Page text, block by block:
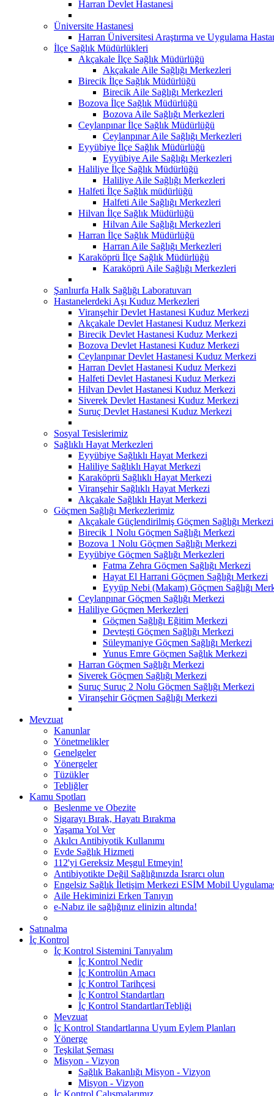
Harran Devlet Hastanesi
Üniversite Hastanesi
Harran Üniversitesi Araştırma ve Uygulama
İlçe Sağlık Müdürlükleri
Akçakale İlçe Sağlık Müdürlüğü
Akçakale Aile Sağlığı Merkezleri
Birecik İlçe Sağlık Müdürlüğü
Birecik Aile Sağlığı Merkezleri
Bozova İlçe Sağlık Müdürlüğü
Bozova Aile Sağlığı Merkezleri
Ceylanpınar İlçe Sağlık Müdürlüğü
Ceylanpınar Aile Sağlığı Merkezleri
Eyyübiye İlçe Sağlık Müdürlüğü
Eyyübiye Aile Sağlığı Merkezleri
Haliliye İlçe Sağlık Müdürlüğü
Haliliye Aile Sağlığı Merkezleri
Halfeti İlçe Sağlık müdürlüğü
Halfeti Aile Sağlığı Merkezleri
Hilvan İlçe Sağlık Müdürlüğü
Hilvan Aile Sağlığı Merkezleri
Harran İlçe Sağlık Müdürlüğü
Harran Aile Sağlığı Merkezleri
Karaköprü İlçe Sağlık Müdürlüğü
Karaköprü Aile Sağlığı Merkezleri
Şanlıurfa Halk Sağlığı Laboratuvarı
Hastanelerdeki Aşı Kuduz Merkezleri
Viranşehir Devlet Hastanesi Kuduz Merkezi
Akçakale Devlet Hastanesi Kuduz Merkezi
Birecik Devlet Hastanesi Kuduz Merkezi
Bozova Devlet Hastanesi Kuduz Merkezi
Ceylanpınar Devlet Hastanesi Kuduz Merkezi
Harran Devlet Hastanesi Kuduz Merkezi
Halfeti Devlet Hastanesi Kuduz Merkezi
Hilvan Devlet Hastanesi Kuduz Merkezi
Siverek Devlet Hastanesi Kuduz Merkezi
Suruç Devlet Hastanesi Kuduz Merkezi
Sosyal Tesislerimiz
Sağlıklı Hayat Merkezleri
Eyyübiye Sağlıklı Hayat Merkezi
Haliliye Sağlıklı Hayat Merkezi
Karaköprü Sağlıklı Hayat Merkezi
Viranşehir Sağlıklı Hayat Merkezi
Akçakale Sağlıklı Hayat Merkezi
Göçmen Sağlığı Merkezlerimiz
Akçakale Güçlendirilmiş Göçmen Sağlığı Merkezi
Birecik 1 Nolu Göçmen Sağlığı Merkezi
Bozova 1 Nolu Göçmen Sağlığı Merkezi
Eyyübiye Göçmen Sağlığı Merkezleri
Fatma Zehra Göçmen Sağlığı Merkezi
Hayat El Harrani Göçmen Sağlığı Merkezi
Eyyüp Nebi (Makam) Göçmen Sağlığı
Ceylanpınar Göçmen Sağlığı Merkezi
Haliliye Göçmen Merkezleri
Göçmen Sağlığı Eğitim Merkezi
Devteşti Göçmen Sağlığı Merkezi
Süleymaniye Göçmen Sağlığı Merkezi
Yunus Emre Göçmen Sağlık Merkezi
Harran Göçmen Sağlığı Merkezi
Siverek Göçmen Sağlığı Merkezi
Suruç Suruç 2 Nolu Göçmen Sağlığı Merkezi
Viranşehir Göçmen Sağlığı Merkezi
Mevzuat
Kanunlar
Yönetmelikler
Genelgeler
Yönergeler
Tüzükler
Tebliğler
Kamu Spotları
Beslenme ve Obezite
Sigarayı Bırak, Hayatı Bırakma
Yaşama Yol Ver
Akılcı Antibiyotik Kullanımı
Evde Sağlık Hizmeti
112'yi Gereksiz Meşgul Etmeyin!
Antibiyotikte Değil Sağlığınızda Israrcı olun
Engelsiz Sağlık İletişim Merkezi ESİM Mobil
Aile Hekiminizi Erken Tanıyın
e-Nabız ile sağlığınız elinizin altında!
Satınalma
İç Kontrol
İç Kontrol Sistemini Tanıyalım
İç Kontrol Nedir
İç Kontrolün Amacı
İç Kontrol Tarihçesi
İç Kontrol Standartları
İç Kontrol StandartlarıTebliği
Mevzuat
İç Kontrol Standartlarına Uyum Eylem Planları
Yönerge
Teşkilat Şeması
Misyon - Vizyon
Sağlık Bakanlığı Misyon - Vizyon
Misyon - Vizyon
İç Kontrol Çalışmalarımız